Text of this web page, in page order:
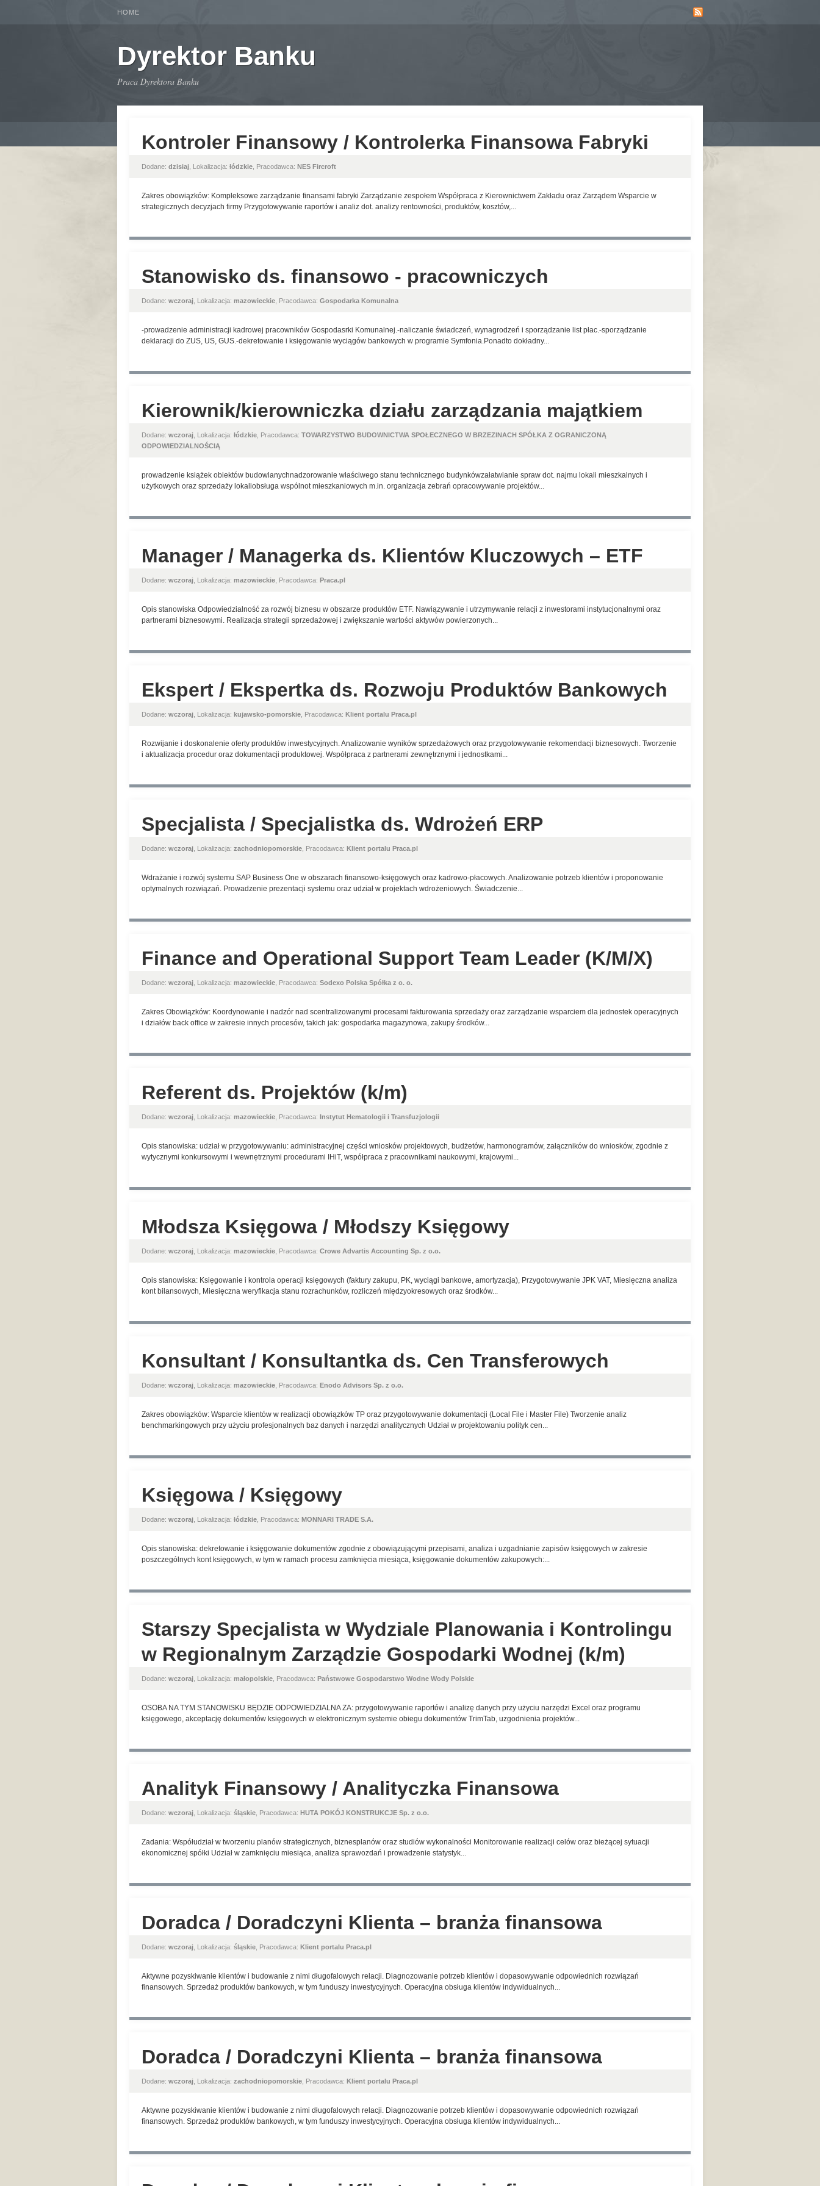
HOME
Dyrektor Banku
Praca Dyrektora Banku
Kontroler Finansowy / Kontrolerka Finansowa Fabryki
Dodane: dzisiaj , Lokalizacja: łódzkie , Pracodawca: NES Fircroft
Zakres obowiązków: Kompleksowe zarządzanie finansami fabryki Zarządzanie zespołem Współpraca z Kierownictwem Zakładu oraz Zarządem Wsparcie w
strategicznych decyzjach firmy Przygotowywanie raportów i analiz dot. analizy rentowności, produktów, kosztów,...
Stanowisko ds. finansowo - pracowniczych
Dodane: wczoraj , Lokalizacja: mazowieckie , Pracodawca: Gospodarka Komunalna
-prowadzenie administracji kadrowej pracowników Gospodasrki Komunalnej.-naliczanie świadczeń, wynagrodzeń i sporządzanie list płac.-sporządzanie
deklaracji do ZUS, US, GUS.-dekretowanie i księgowanie wyciągów bankowych w programie Symfonia.Ponadto dokładny...
Kierownik/kierowniczka działu zarządzania majątkiem
Dodane: wczoraj , Lokalizacja: łódzkie , Pracodawca: TOWARZYSTWO BUDOWNICTWA SPOŁECZNEGO W BRZEZINACH SPÓŁKA Z OGRANICZONĄ
ODPOWIEDZIALNOŚCIĄ
prowadzenie książek obiektów budowlanychnadzorowanie właściwego stanu technicznego budynkówzałatwianie spraw dot. najmu lokali mieszkalnych i
użytkowych oraz sprzedaży lokaliobsługa wspólnot mieszkaniowych m.in. organizacja zebrań opracowywanie projektów...
Manager / Managerka ds. Klientów Kluczowych – ETF
Dodane: wczoraj , Lokalizacja: mazowieckie , Pracodawca: Praca.pl
Opis stanowiska Odpowiedzialność za rozwój biznesu w obszarze produktów ETF. Nawiązywanie i utrzymywanie relacji z inwestorami instytucjonalnymi oraz
partnerami biznesowymi. Realizacja strategii sprzedażowej i zwiększanie wartości aktywów powierzonych...
Ekspert / Ekspertka ds. Rozwoju Produktów Bankowych
Dodane: wczoraj , Lokalizacja: kujawsko-pomorskie , Pracodawca: Klient portalu Praca.pl
Rozwijanie i doskonalenie oferty produktów inwestycyjnych. Analizowanie wyników sprzedażowych oraz przygotowywanie rekomendacji biznesowych. Tworzenie
i aktualizacja procedur oraz dokumentacji produktowej. Współpraca z partnerami zewnętrznymi i jednostkami...
Specjalista / Specjalistka ds. Wdrożeń ERP
Dodane: wczoraj , Lokalizacja: zachodniopomorskie , Pracodawca: Klient portalu Praca.pl
Wdrażanie i rozwój systemu SAP Business One w obszarach finansowo-księgowych oraz kadrowo-płacowych. Analizowanie potrzeb klientów i proponowanie
optymalnych rozwiązań. Prowadzenie prezentacji systemu oraz udział w projektach wdrożeniowych. Świadczenie...
Finance and Operational Support Team Leader (K/M/X)
Dodane: wczoraj , Lokalizacja: mazowieckie , Pracodawca: Sodexo Polska Spółka z o. o.
Zakres Obowiązków: Koordynowanie i nadzór nad scentralizowanymi procesami fakturowania sprzedaży oraz zarządzanie wsparciem dla jednostek operacyjnych
i działów back office w zakresie innych procesów, takich jak: gospodarka magazynowa, zakupy środków...
Referent ds. Projektów (k/m)
Dodane: wczoraj , Lokalizacja: mazowieckie , Pracodawca: Instytut Hematologii i Transfuzjologii
Opis stanowiska: udział w przygotowywaniu: administracyjnej części wniosków projektowych, budżetów, harmonogramów, załączników do wniosków, zgodnie z
wytycznymi konkursowymi i wewnętrznymi procedurami IHiT, współpraca z pracownikami naukowymi, krajowymi...
Młodsza Księgowa / Młodszy Księgowy
Dodane: wczoraj , Lokalizacja: mazowieckie , Pracodawca: Crowe Advartis Accounting Sp. z o.o.
Opis stanowiska: Księgowanie i kontrola operacji księgowych (faktury zakupu, PK, wyciągi bankowe, amortyzacja), Przygotowywanie JPK VAT, Miesięczna analiza
kont bilansowych, Miesięczna weryfikacja stanu rozrachunków, rozliczeń międzyokresowych oraz środków...
Konsultant / Konsultantka ds. Cen Transferowych
Dodane: wczoraj , Lokalizacja: mazowieckie , Pracodawca: Enodo Advisors Sp. z o.o.
Zakres obowiązków: Wsparcie klientów w realizacji obowiązków TP oraz przygotowywanie dokumentacji (Local File i Master File) Tworzenie analiz
benchmarkingowych przy użyciu profesjonalnych baz danych i narzędzi analitycznych Udział w projektowaniu polityk cen...
Księgowa / Księgowy
Dodane: wczoraj , Lokalizacja: łódzkie , Pracodawca: MONNARI TRADE S.A.
Opis stanowiska: dekretowanie i księgowanie dokumentów zgodnie z obowiązującymi przepisami, analiza i uzgadnianie zapisów księgowych w zakresie
poszczególnych kont księgowych, w tym w ramach procesu zamknięcia miesiąca, księgowanie dokumentów zakupowych:...
Starszy Specjalista w Wydziale Planowania i Kontrolingu
w Regionalnym Zarządzie Gospodarki Wodnej (k/m)
Dodane: wczoraj , Lokalizacja: małopolskie , Pracodawca: Państwowe Gospodarstwo Wodne Wody Polskie
OSOBA NA TYM STANOWISKU BĘDZIE ODPOWIEDZIALNA ZA: przygotowywanie raportów i analizę danych przy użyciu narzędzi Excel oraz programu
księgowego, akceptację dokumentów księgowych w elektronicznym systemie obiegu dokumentów TrimTab, uzgodnienia projektów...
Analityk Finansowy / Analityczka Finansowa
Dodane: wczoraj , Lokalizacja: śląskie , Pracodawca: HUTA POKÓJ KONSTRUKCJE Sp. z o.o.
Zadania: Współudział w tworzeniu planów strategicznych, biznesplanów oraz studiów wykonalności Monitorowanie realizacji celów oraz bieżącej sytuacji
ekonomicznej spółki Udział w zamknięciu miesiąca, analiza sprawozdań i prowadzenie statystyk...
Doradca / Doradczyni Klienta – branża finansowa
Dodane: wczoraj , Lokalizacja: śląskie , Pracodawca: Klient portalu Praca.pl
Aktywne pozyskiwanie klientów i budowanie z nimi długofalowych relacji. Diagnozowanie potrzeb klientów i dopasowywanie odpowiednich rozwiązań
finansowych. Sprzedaż produktów bankowych, w tym funduszy inwestycyjnych. Operacyjna obsługa klientów indywidualnych...
Doradca / Doradczyni Klienta – branża finansowa
Dodane: wczoraj , Lokalizacja: zachodniopomorskie , Pracodawca: Klient portalu Praca.pl
Aktywne pozyskiwanie klientów i budowanie z nimi długofalowych relacji. Diagnozowanie potrzeb klientów i dopasowywanie odpowiednich rozwiązań
finansowych. Sprzedaż produktów bankowych, w tym funduszy inwestycyjnych. Operacyjna obsługa klientów indywidualnych...